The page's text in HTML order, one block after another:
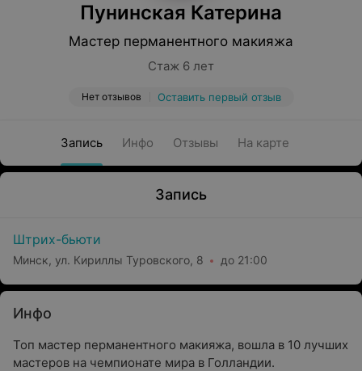
Пунинская Катерина
Мастер перманентного макияжа
Стаж 6 лет
Нет отзывов Оставить первый отзыв
Запись Инфо Отзывы На карте
Запись
Штрих-бьюти
Минск, ул. Кириллы Туровского, 8 до 21:00
Инфо
Топ мастер перманентного макияжа, вошла в 10 лучших
мастеров на чемпионате мира в Голландии.